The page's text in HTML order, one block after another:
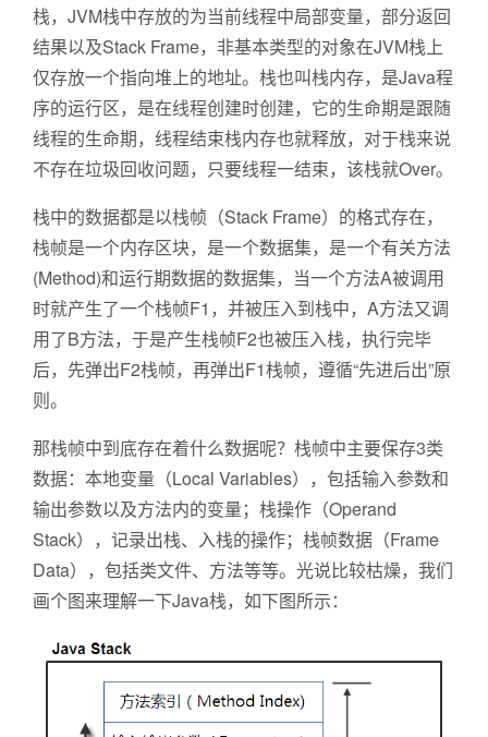
栈，JVM栈中存放的为当前线程中局部变量，部分返回
结果以及Stack Frame，非基本类型的对象在JVM栈上
仅存放一个指向堆上的地址。栈也叫栈内存，是Java程
序的运行区，是在线程创建时创建，它的生命期是跟随
线程的生命期，线程结束栈内存也就释放，对于栈来说
不存在垃圾回收问题，只要线程一结束，该栈就Over。
栈中的数据都是以栈帧（Stack Frame）的格式存在，
栈帧是一个内存区块，是一个数据集，是一个有关方法
(Method)和运行期数据的数据集，当一个方法A被调用
时就产生了一个栈帧F1，并被压入到栈中，A方法又调
用了B方法，于是产生栈帧F2也被压入栈，执行完毕
后，先弹出F2栈帧，再弹出F1栈帧，遵循“先进后出”原
则。
那栈帧中到底存在着什么数据呢？栈帧中主要保存3类
数据：本地变量（Local Variables），包括输入参数和
输出参数以及方法内的变量；栈操作（Operand
Stack），记录出栈、入栈的操作；栈帧数据（Frame
Data），包括类文件、方法等等。光说比较枯燥，我们
画个图来理解一下Java栈，如下图所示：